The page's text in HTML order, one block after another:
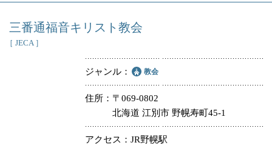
三番通福音キリスト教会
［ JECA ］
ジャンル 教会
住所
〒069-0802
北海道 江別市 野幌寿町45-1
アクセス JR野幌駅